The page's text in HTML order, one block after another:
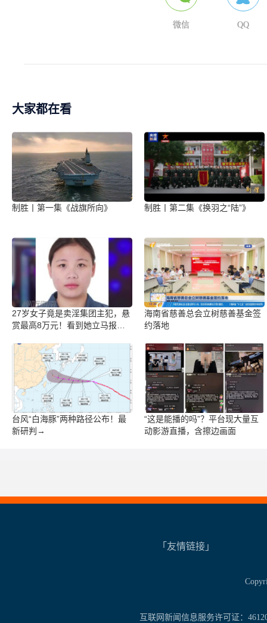
微信 QQ
大家都在看
制胜丨第一集《战旗所向》 制胜丨第二集《换羽之“陆”》
27岁女子竟是卖淫集团主犯，悬
赏最高8万元！看到她立马报
海南省慈善总会立树慈善基金签
约落地
台风“白海豚”两种路径公布！最
新研判→
“这是能播的吗”？平台现大量互
动影游直播，含擦边画面
「友情链接」
互联网新闻信息服务许可证：